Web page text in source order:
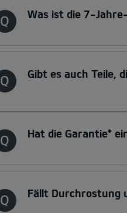
Was ist die 7-
Gibt es auch Teile,
Hat die Garantie*
Fällt Durchrostung